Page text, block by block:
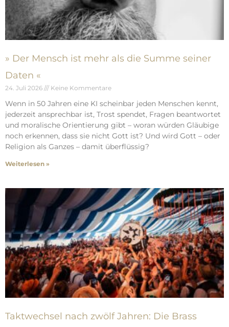
» Der Mensch ist mehr als die Summe seiner
Daten «
24. Juli 2026 Keine Kommentare
Wenn in 50 Jahren eine KI scheinbar jeden Menschen kennt,
jederzeit ansprechbar ist, Trost spendet, Fragen beantwortet
und moralische Orientierung gibt – woran würden Gläubige
noch erkennen, dass sie nicht Gott ist? Und wird Gott – oder
Religion als Ganzes – damit überflüssig?
Weiterlesen »
Taktwechsel nach zwölf Jahren: Die Brass